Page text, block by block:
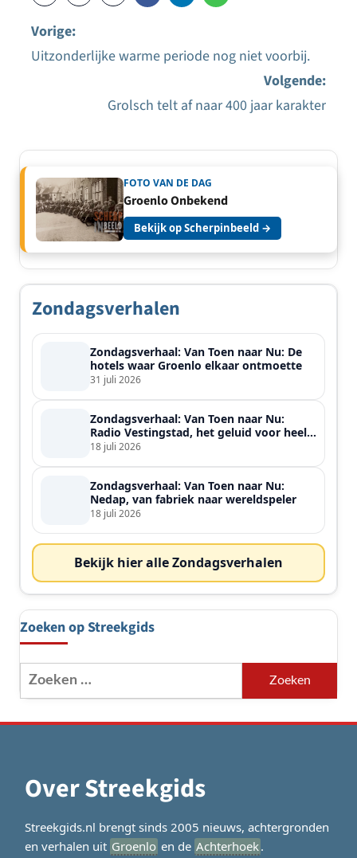
Bericht
navigatie
Vorige:
Uitzonderlijke warme periode nog niet voorbij.
Volgende:
Grolsch telt af naar 400 jaar karakter
FOTO VAN DE DAG
Groenlo Onbekend
Bekijk op Scherpinbeeld →
Zondagsverhalen
Zondagsverhaal: Van Toen naar Nu: De
hotels waar Groenlo elkaar ontmoette
31 juli 2026
Zondagsverhaal: Van Toen naar Nu:
Radio Vestingstad, het geluid voor heel
de streek
18 juli 2026
Zondagsverhaal: Van Toen naar Nu:
Nedap, van fabriek naar wereldspeler
18 juli 2026
Bekijk hier alle Zondagsverhalen
Zoeken op Streekgids
Zoeken
naar:
Over Streekgids
Streekgids.nl brengt sinds 2005 nieuws, achtergronden
en verhalen uit Groenlo en de Achterhoek.